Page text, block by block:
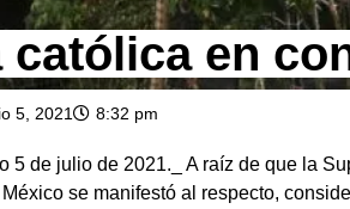
católica en
5, 2021 8:32 pm
5 de julio de 2021._ A raíz de que la
se manifestó al respecto,